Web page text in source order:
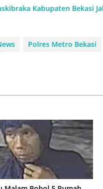
Kabupaten Bekasi
Polres Metro Bekasi